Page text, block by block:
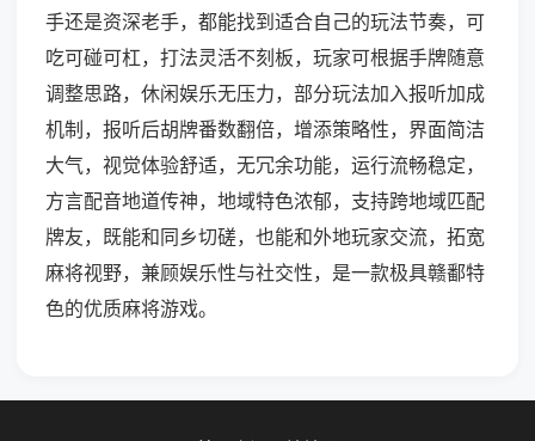
手还是资深老手，都能找到适合自己的玩法节奏，可
吃可碰可杠，打法灵活不刻板，玩家可根据手牌随意
调整思路，休闲娱乐无压力，部分玩法加入报听加成
机制，报听后胡牌番数翻倍，增添策略性，界面简洁
大气，视觉体验舒适，无冗余功能，运行流畅稳定，
方言配音地道传神，地域特色浓郁，支持跨地域匹配
牌友，既能和同乡切磋，也能和外地玩家交流，拓宽
麻将视野，兼顾娱乐性与社交性，是一款极具赣鄱特
色的优质麻将游戏。